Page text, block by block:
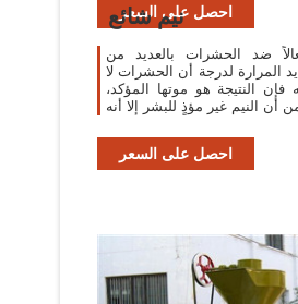
احصل على السعر
نيم شائع
ضد الحشرات بالعديد من
المرارة لدرجة أن الحشرات لا
فإن النتيجة هو موتها المؤكد،
أن النيم غير مؤذٍ للبشر إلا أنه
احصل على السعر